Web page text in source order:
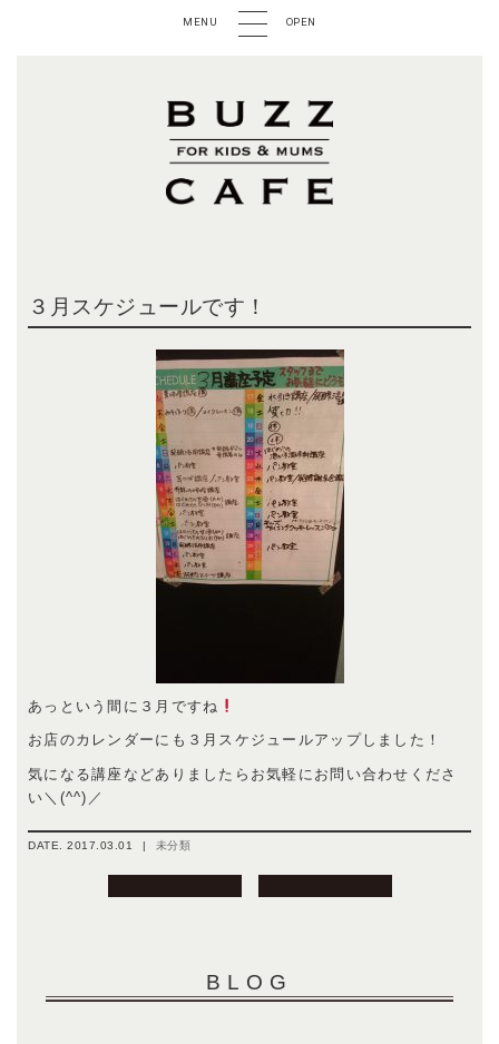
MENU OPEN
３月スケジュールです！
あっという間に３月ですね
お店のカレンダーにも３月スケジュールアップしました！
気になる講座などありましたらお気軽にお問い合わせくださ
い＼(^^)／
DATE.2017.03.01 | 未分類
BLOG